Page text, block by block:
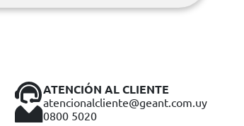
ATENCIÓN AL CLIENTE
atencionalcliente@geant.com.uy
0800 5020